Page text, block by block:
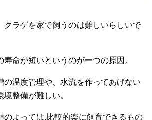
クラゲを家で飼うのは難しいらしいで
寿命が短いというのが一つの原因。
の温度管理や、水流を作ってあげない
整備が難しい。
のよっては,比較的楽に飼育できるもの